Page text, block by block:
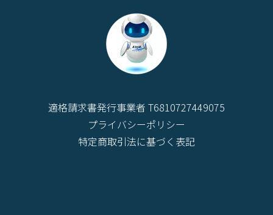
適格請求書発行事業者 T6810727449075
プライバシーポリシー
特定商取引法に基づく表記